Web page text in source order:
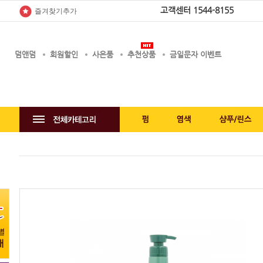
즐겨찾기추가 고객센터 1544-8155
덤앤덤 회원할인 사은품 추천상품 금일문자 이벤트